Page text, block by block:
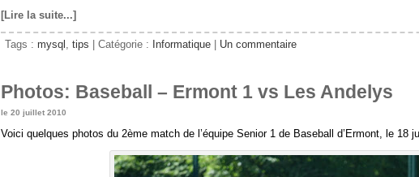
[Lire la suite...]
Tags : mysql tips | Catégorie : Informatique Un commentaire
Photos: Baseball – Ermont 1 vs Les Andelys
le 20 juillet 2010
Voici quelques photos du 2ème match de l’équipe Senior 1 de Baseball d’Ermont, le 18